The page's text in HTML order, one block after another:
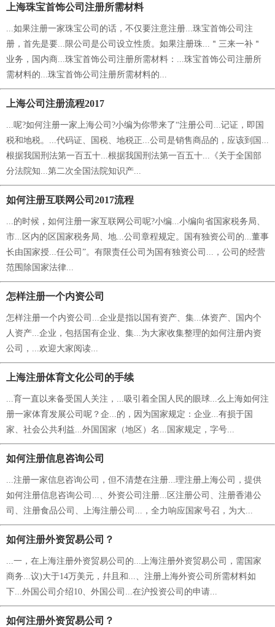
上海珠宝首饰公司注册所需材料
...如果注册一家珠宝公司的话，不仅要注意注册...珠宝首饰公司注
册，首先是要...限公司是公司设立性质。如果注册珠...＂三来一补＂
业务，国内商...珠宝首饰公司注册所需材料：...珠宝首饰公司注册所
需材料的...珠宝首饰公司注册所需材料的...
上海公司注册流程2017
...呢?如何注册一家上海公司?小编为你带来了“注册公司...记证，即国
税和地税。...代码证、国税、地税正...公司是销售商品的，应该到国...
根据我国刑法第一百五十...根据我国刑法第一百五十...《关于全国部
分法院知...第二次全国法院知识产...
如何注册互联网公司2017流程
...的时候，如何注册一家互联网公司呢?小编...小编向省国家税务局、
市...区内的区国家税务局、地...公司章程规定。国有独资公司的...董事
长由国家授...任公司”。有限责任公司为国有独资公司...，公司的经营
范围除国家法律...
怎样注册一个内资公司
怎样注册一个内资公司...企业是指以国有资产、集...体资产、国内个
人资产...企业，包括国有企业、集...为大家收集整理的如何注册内资
公司，...欢迎大家阅读...
上海注册体育文化公司的手续
...育一直以来备受国人关注，...吸引着全国人民的眼球...么上海如何注
册一家体育发展公司呢？企...的，因为国家规定：企业...有损于国
家、社会公共利益...外国国家（地区）名...国家规定，字号...
如何注册信息咨询公司
...注册一家信息咨询公司，但不清楚在注册...理注册上海公司，提供
如何注册信息咨询公司...、外资公司注册...区注册公司、注册香港公
司、注册食品公司、上海注册公司...，全力响应国家号召，为大...
如何注册外资贸易公司？
...一，在上海注册外资贸易公司的...上海注册外资贸易公司，需国家
商务...议)大于14万美元，幷且和...、注册上海外资公司所需材料如
下...外国公司介绍10、外国公司...在沪投资公司的申请...
如何注册外资贸易公司？